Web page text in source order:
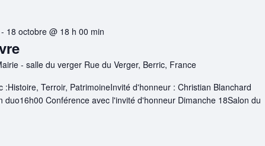
- 18 octobre @ 18 h 00 min
- salle du verger Rue du Verger, Berric, France
:Histoire, Terroir, PatrimoineInvité d'honneur : Christian Blanchard
duo16h00 Conférence avec l'invité d'honneur Dimanche 18Salon du